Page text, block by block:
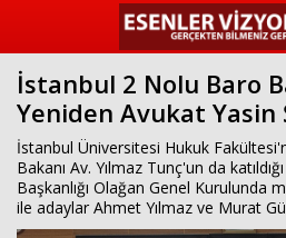
İstanbul 2 Nolu Baro
Yeniden Avukat Yasin
İstanbul Üniversitesi Hukuk
Bakanı Av. Yılmaz Tunç'un da
Başkanlığı Olağan Genel Kurulunda
ile adaylar Ahmet Yılmaz ve Murat